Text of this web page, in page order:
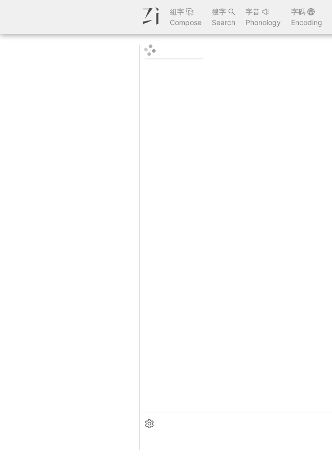
組字
Compose
搜字
Search
字音
Phonology
字碼
Encoding